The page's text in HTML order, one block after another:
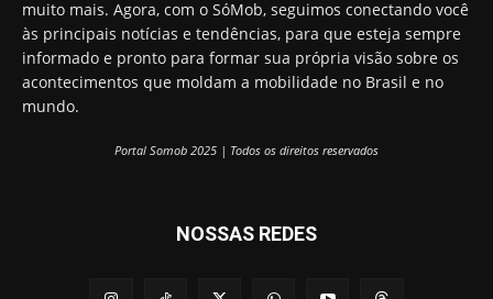
muito mais. Agora, com o SóMob, seguimos conectando você
às principais notícias e tendências, para que esteja sempre
informado e pronto para formar sua própria visão sobre os
acontecimentos que moldam a mobilidade no Brasil e no
mundo.
Portal Somob 2025 | Todos os direitos reservados
NOSSAS REDES